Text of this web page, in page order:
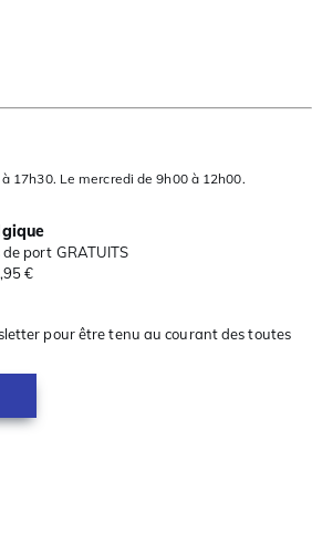
17h30. Le mercredi de 9h00 à 12h00.
port GRATUITS
€
pour être tenu au courant des toutes